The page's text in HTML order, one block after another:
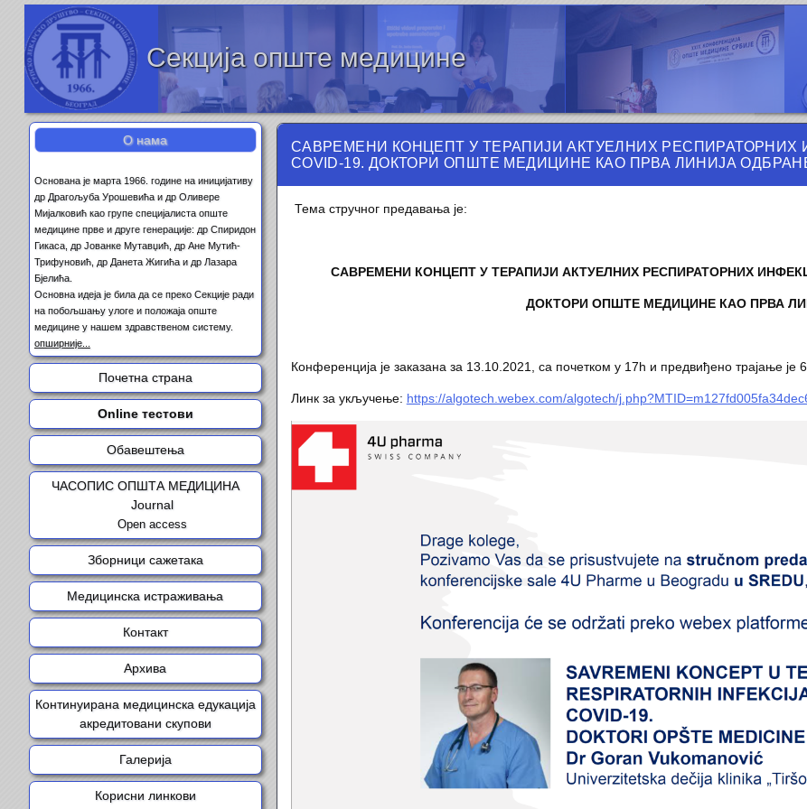
Секција опште медицине
О нама
Основана је марта 1966. године на иницијативу
др Драгољуба Урошевића и др Оливере
Мијалковић као групе специјалиста опште
медицине прве и друге генерације: др Спиридон
Гикаса, др Јованке Мутавџић, др Ане Мутић-
Трифуновић, др Данета Жигића и др Лазара
Бјелића.
Основна идеја је била да се преко Секције ради
на побољшању улоге и положаја опште
медицине у нашем здравственом систему.
опширније...
Почетна страна
Online тестови
Обавештења
ЧАСОПИС ОПШТА МЕДИЦИНА
Journal
Open access
Зборници сажетака
Медицинска истраживања
Контакт
Архива
Континуирана медицинска едукација
акредитовани скупови
Галерија
Корисни линкови
САВРЕМЕНИ КОНЦЕПТ У ТЕРАПИЈИ АКТУЕЛНИХ РЕСПИРАТОРНИХ
COVID-19. ДОКТОРИ ОПШТЕ МЕДИЦИНЕ КАО ПРВА ЛИНИЈА
Тема стручног предавања је:
САВРЕМЕНИ КОНЦЕПТ У ТЕРАПИЈИ АКТУЕЛНИХ РЕСПИРАТОРНИХ
ДОКТОРИ ОПШТЕ МЕДИЦИНЕ КАО ПРВА
Конференција је заказана за 13.10.2021, са почетком у 17h и предвиђено трајање је
Линк за укључење: https://algotech.webex.com/algotech/